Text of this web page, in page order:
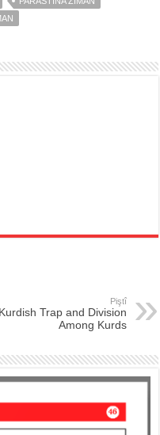
Piştî
Trap and Division
Among Kurds